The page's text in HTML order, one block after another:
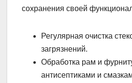
сохранения своей
Регулярная очистка
загрязнений.
Обработка рам и
антисептиками и